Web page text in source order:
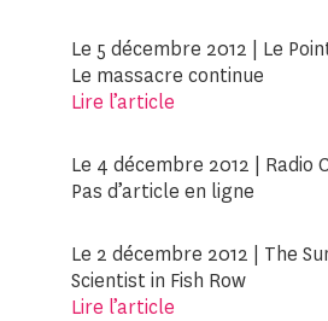
Le 5 décembre 2012 | Le
Le massacre continue
Lire l’article
Le 4 décembre 2012 | Radio
Pas d’article en ligne
Le 2 décembre 2012 | The
Scientist in Fish Row
Lire l’article